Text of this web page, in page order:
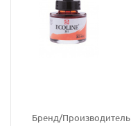
Бренд/Производитель